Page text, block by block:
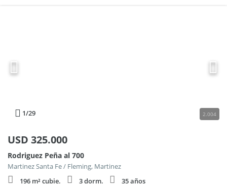
1/29 2.004
USD 325.000
Rodriguez Peña al 700
Martinez Santa Fe / Fleming, Martinez
196 m² cubie.
3 dorm.
35 años